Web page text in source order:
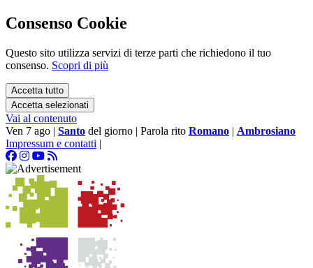
Consenso Cookie
Questo sito utilizza servizi di terze parti che richiedono il tuo
consenso. Scopri di più
Accetta tutto
Accetta selezionati
Vai al contenuto
Ven 7 ago | Santo del giorno | Parola rito Romano | Ambrosiano
Impressum e contatti |